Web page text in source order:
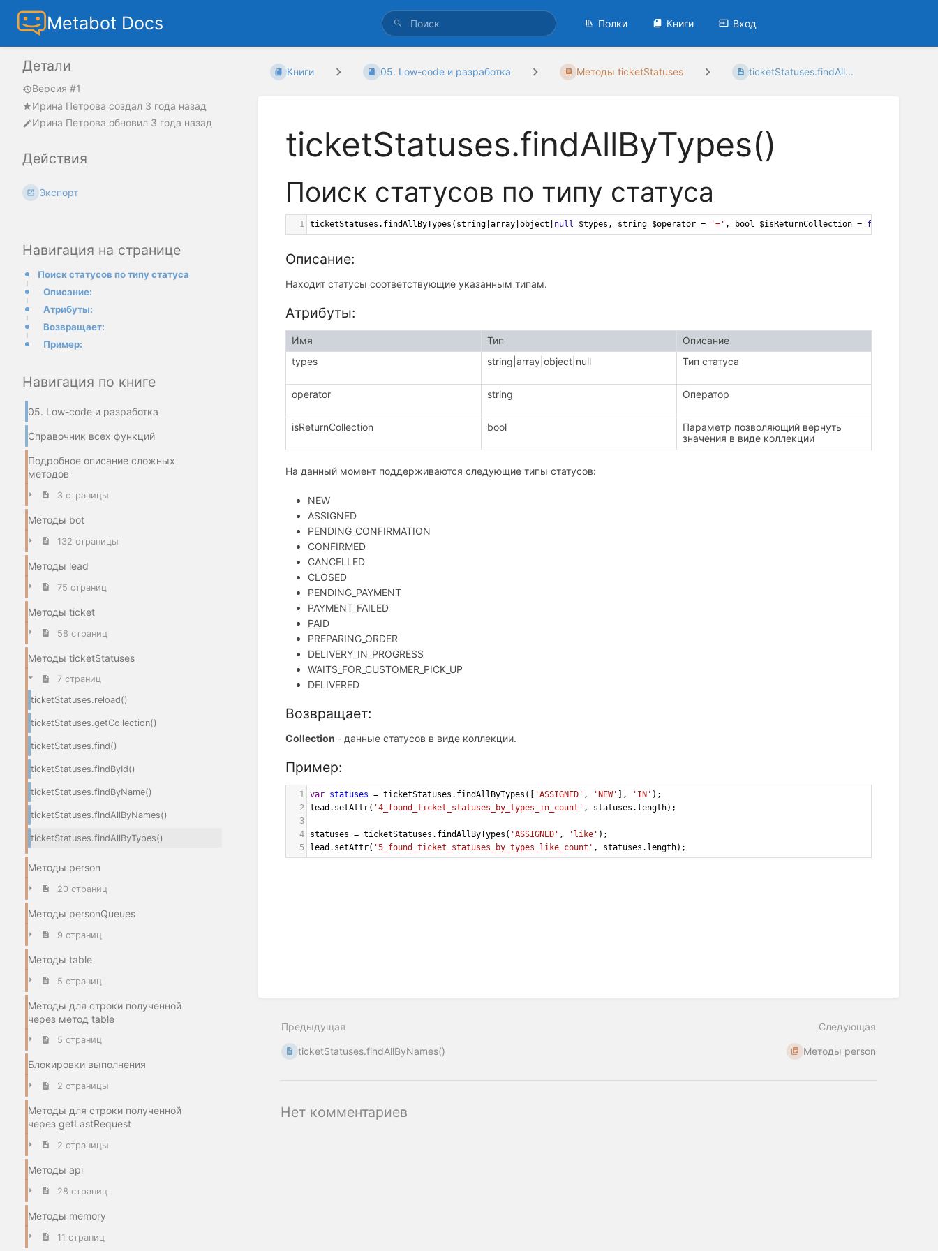
Metabot Docs Полки Книги Вход
Навигация на странице
Поиск статусов по типу статуса
Описание:
Атрибуты:
Возвращает:
Пример:
Навигация по книге
05. Low-code и разработка
Справочник всех функций
Подробное описание сложных
методов
3 страницы
Методы bot
132 страницы
Методы lead
75 страниц
Методы ticket
58 страниц
Методы ticketStatuses
7 страниц
ticketStatuses.reload()
ticketStatuses.getCollection()
ticketStatuses.find()
ticketStatuses.findById()
ticketStatuses.findByName()
ticketStatuses.findAllByNames()
ticketStatuses.findAllByTypes()
Методы person
20 страниц
Методы personQueues
9 страниц
Методы table
5 страниц
Методы для строки полученной
через метод table
5 страниц
Блокировки выполнения
2 страницы
Методы для строки полученной
через getLastRequest
2 страницы
Методы api
28 страниц
Методы memory
11 страниц
Книги 05. Low-code и разработка Методы ticketStatuses ticketStatuses.findAll...
ticketStatuses.findAllByTypes()
Поиск статусов по типу статуса
1 ticketStatuses . findAllByTypes ( string array object null $types , string $operator = '=' , bool $isReturnCollection = false
Описание:
Находит статусы соответствующие указанным типам.
Атрибуты:
Имя Тип
Описание
types
string|array|object|null Тип статуса
operator string Оператор
isReturnCollection bool
Параметр позволяющий вернуть
значения в виде коллекции
На данный момент поддерживаются следующие типы статусов:
NEW
ASSIGNED
PENDING_CONFIRMATION
CONFIRMED
CANCELLED
CLOSED
PENDING_PAYMENT
PAYMENT_FAILED
PAID
PREPARING_ORDER
DELIVERY_IN_PROGRESS
WAITS_FOR_CUSTOMER_PICK_UP
DELIVERED
Возвращает:
Collection - данные статусов в виде коллекции.
Пример:
1 var statuses = ticketStatuses . findAllByTypes ([ 'ASSIGNED' , 'NEW' ], 'IN' );
2
lead . setAttr( '4_found_ticket_statuses_by_types_in_count' , statuses . length);
3
4
statuses = ticketStatuses . findAllByTypes ( 'ASSIGNED' , 'like' );
5
lead . setAttr( '5_found_ticket_statuses_by_types_like_count' , statuses . length);
Предыдущая
ticketStatuses.findAllByNames()
Следующая
Методы person
Нет комментариев
Детали
Версия #1
Ирина Петрова создал 3 года назад
Ирина Петрова обновил 3 года назад
Действия
Экспорт